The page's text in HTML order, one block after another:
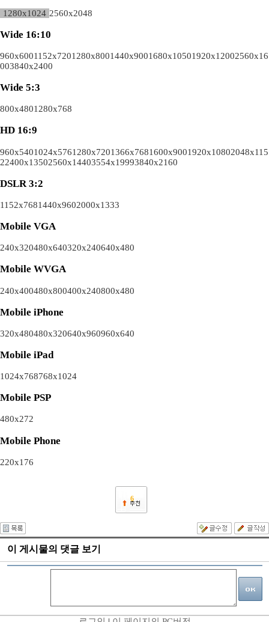
1280x1024 2560x2048
Wide 16:10
960x6001152x7201280x8001440x9001680x10501920x12002560x16
003840x2400
Wide 5:3
800x4801280x768
HD 16:9
960x5401024x5761280x7201366x7681600x9001920x10802048x115
22400x13502560x14403554x19993840x2160
DSLR 3:2
1152x7681440x9602000x1333
Mobile VGA
240x320480x640320x240640x480
Mobile WVGA
240x400480x800400x240800x480
Mobile iPhone
320x480480x320640x960960x640
Mobile iPad
1024x768768x1024
Mobile PSP
480x272
Mobile Phone
220x176
6
이 게시물의 댓글 보기